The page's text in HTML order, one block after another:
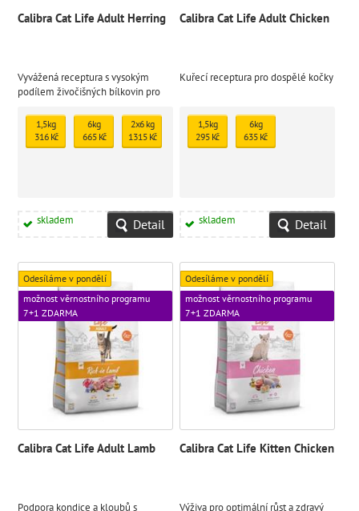
Calibra Cat Life Adult Herring
Vyvážená receptura s vysokým
podílem živočišných bílkovin pro
1,5kg
316 Kč
6kg
665 Kč
2x6 kg
1315 Kč
skladem Detail
Calibra Cat Life Adult Chicken
Kuřecí receptura pro dospělé kočky
1,5kg
295 Kč
6kg
635 Kč
skladem Detail
Odesíláme v pondělí
možnost věrnostního programu
7+1 ZDARMA
Calibra Cat Life Adult Lamb
Podpora kondice a kloubů s
Odesíláme v pondělí
možnost věrnostního programu
7+1 ZDARMA
Calibra Cat Life Kitten Chicken
Výživa pro optimální růst a zdravý